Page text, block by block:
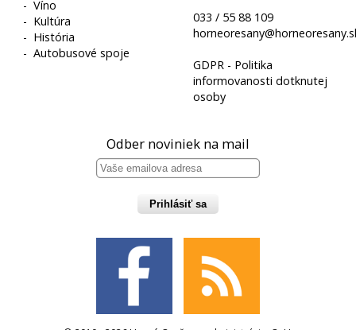
-Víno
- Kultúra
- História
-Autobusové spoje
033 / 55 88 109
GDPR - Politika
informovanosti dotknutej
osoby
Odber noviniek na mail
Prihlásiť sa